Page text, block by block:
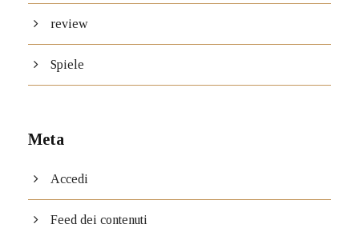
review
Spiele
Meta
Accedi
Feed dei contenuti